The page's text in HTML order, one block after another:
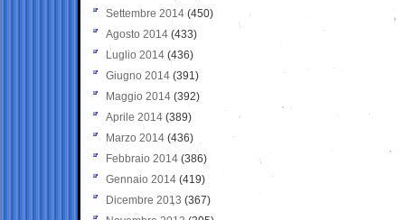
Settembre 2014 (450)
Agosto 2014 (433)
Luglio 2014 (436)
Giugno 2014 (391)
Maggio 2014 (392)
Aprile 2014 (389)
Marzo 2014 (436)
Febbraio 2014 (386)
Gennaio 2014 (419)
Dicembre 2013 (367)